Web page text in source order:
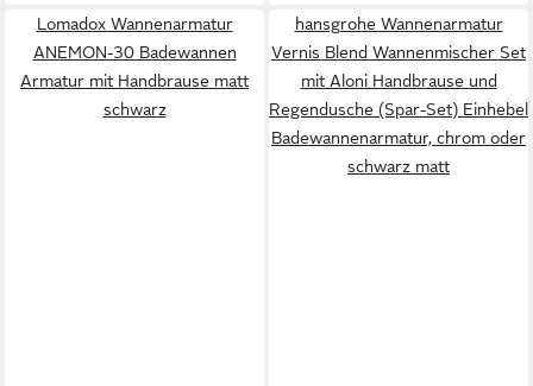
Lomadox Wannenarmatur
ANEMON-30 Badewannen
Armatur mit Handbrause matt
schwarz
hansgrohe Wannenarmatur
Vernis Blend Wannenmischer Set
mit Aloni Handbrause und
Regendusche (Spar-Set) Einhebel
Badewannenarmatur, chrom oder
schwarz matt